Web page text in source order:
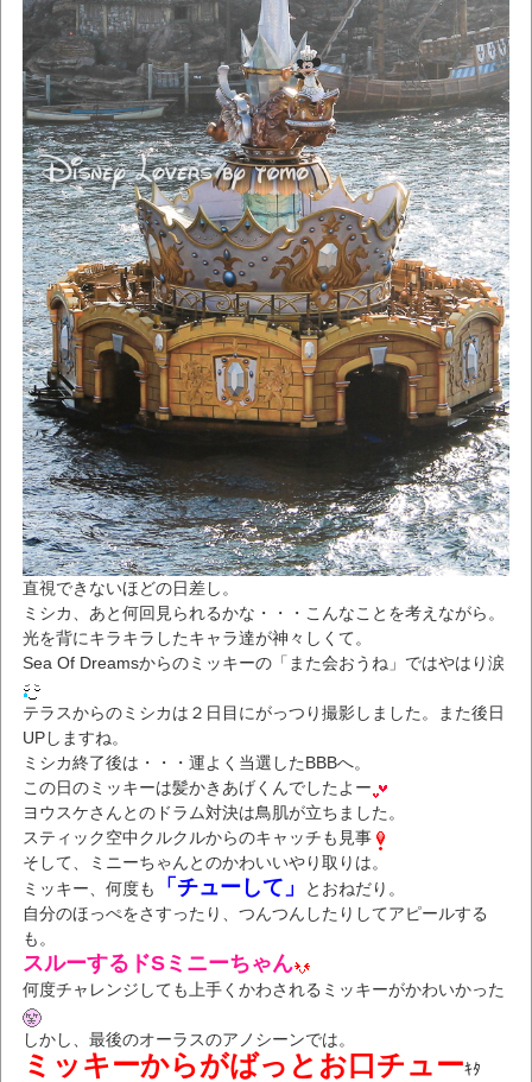
直視できないほどの日差し。
ミシカ、あと何回見られるかな・・・こんなことを考えながら。
光を背にキラキラしたキャラ達が神々しくて。
Sea Of Dreamsからのミッキーの「また会おうね」ではやはり涙
テラスからのミシカは２日目にがっつり撮影しました。また後日
UPしますね。
ミシカ終了後は・・・運よく当選したBBBへ。
この日のミッキーは髪かきあげくんでしたよー
ヨウスケさんとのドラム対決は鳥肌が立ちました。
スティック空中クルクルからのキャッチも見事
そして、ミニーちゃんとのかわいいやり取りは。
ミッキー、何度も
「チューして」
とおねだり。
自分のほっぺをさすったり、つんつんしたりしてアピールする
も。
スルーするドSミニーちゃん
何度チャレンジしても上手くかわされるミッキーがかわいかった
しかし、最後のオーラスのアノシーンでは。
ミッキーからがばっとお口チューｷﾀ